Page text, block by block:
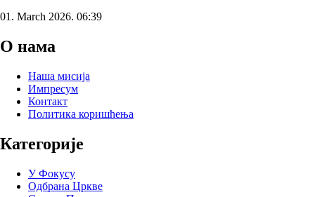
01. March 2026. 06:39
О нама
Наша мисија
Импресум
Контакт
Политика коришћења
Категорије
У Фокусу
Одбрана Цркве